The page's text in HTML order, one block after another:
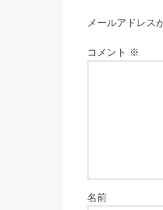
メールアドレス
コメント ※
名前